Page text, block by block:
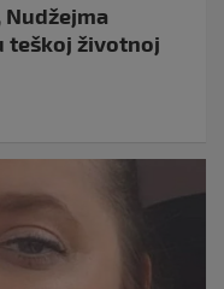
teškoj životnoj